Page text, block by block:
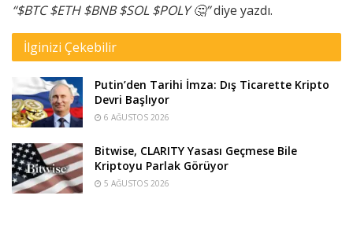
“$BTC $ETH $BNB $SOL $POLY 🤔”diye yazdı.
İlginizi Çekebilir
Putin’den Tarihi İmza: Dış Ticarette Kripto
Devri Başlıyor
6 AĞUSTOS 2026
Bitwise, CLARITY Yasası Geçmese Bile
Kriptoyu Parlak Görüyor
5 AĞUSTOS 2026